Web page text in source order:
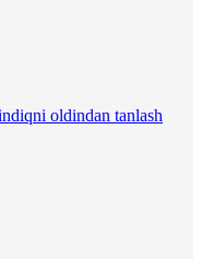
oldindan tanlash